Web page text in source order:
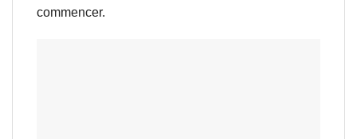
commencer.